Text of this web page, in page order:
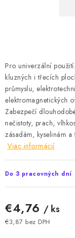
Podmínky ochrany
Pro univerzální
kluzných i třecích
průmyslu,
elektromagnetických
Zabezpečí
nečistoty, prach,
zásadám, kyselinám
Viac informácií
Do 3 pracovných dní
€4,76 / ks
€3,87 bez DPH